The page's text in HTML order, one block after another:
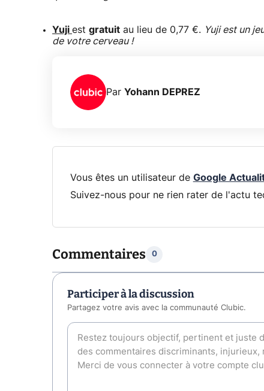
Yuji est gratuit au lieu de 0,77 €. Yuji est un
de votre cerveau !
Par Yohann DEPREZ
Vous êtes un utilisateur de Google
Suivez-nous pour ne rien rater de l'actu
Commentaires 0
Participer à la discussion
Partagez votre avis avec la communauté Clubic.